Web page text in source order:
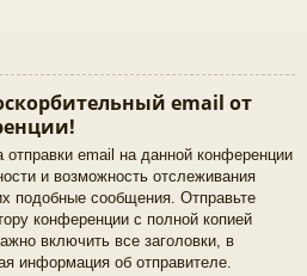
email от
email на данной конференции
и возможность отслеживания
подобные сообщения. Отправьте
конференции с полной копией
включить все заголовки, в
информация об отправителе.